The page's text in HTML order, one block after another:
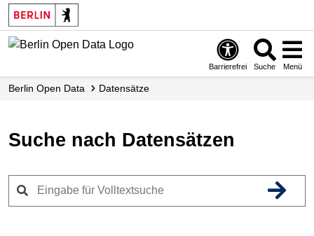
Skip
to
main
Barrierefrei Suche Menü
Berlin Open Data Datensätze
Suche nach Datensätzen